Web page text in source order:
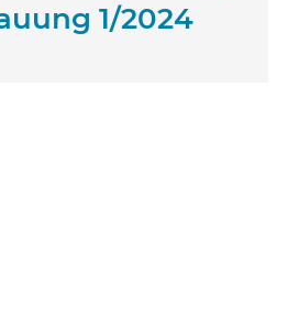
1/2024